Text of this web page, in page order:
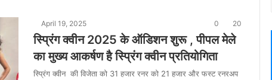
April 19, 2025 0 20
स्प्रिंग क्वीन 2025 के ऑडिशन शुरू , पीपल मेले
का मुख्य आकर्षण है स्प्रिंग क्वीन प्रतियोगिता
स्प्रिंग क्वीन की विजेता को 31 हजार रनर को 21 हजार और फस्ट रनरअप